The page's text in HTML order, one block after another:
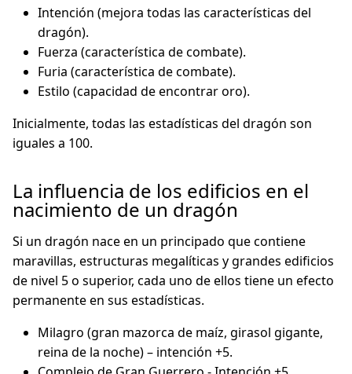
Intención (mejora todas las características del
dragón).
Fuerza (característica de combate).
Furia (característica de combate).
Estilo (capacidad de encontrar oro).
Inicialmente, todas las estadísticas del dragón son
iguales a 100.
La influencia de los edificios en el
nacimiento de un dragón
Si un dragón nace en un principado que contiene
maravillas, estructuras megalíticas y grandes edificios
de nivel 5 o superior, cada uno de ellos tiene un efecto
permanente en sus estadísticas.
Milagro (gran mazorca de maíz, girasol gigante,
reina de la noche) – intención +5.